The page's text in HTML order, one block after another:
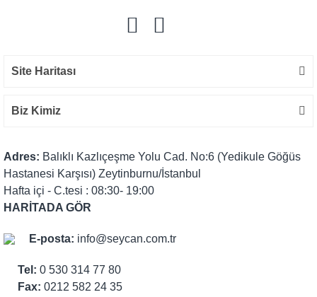
Site Haritası
Biz Kimiz
Adres: Balıklı Kazlıçeşme Yolu Cad. No:6 (Yedikule Göğüs
Hastanesi Karşısı) Zeytinburnu/İstanbul
Hafta içi - C.tesi : 08:30- 19:00
HARİTADA GÖR
E-posta: info@seycan.com.tr
Tel: 0 530 314 77 80
Fax: 0212 582 24 35